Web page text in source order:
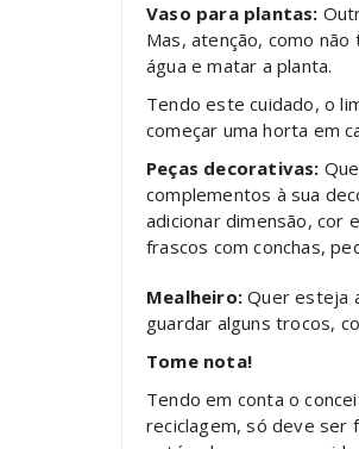
Vaso para plantas:
Mas, atenção, como
água e matar a planta.
Tendo este cuidado, o
começar uma horta em
Peças decorativas:
complementos à sua
adicionar dimensão, cor
frascos com conchas,
Mealheiro:Quer esteja
guardar alguns trocos,
Tome nota!
Tendo em conta o
reciclagem, só deve ser